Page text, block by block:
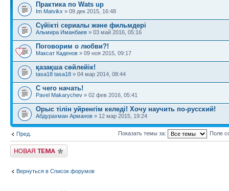
Практика по Wats up
Im Matvikx » 09 дек 2015, 16:48
Сүйікті сериалы және фильмдері
Альмира Иманбаев » 03 май 2016, 05:16
Поговорим о любви?!
Максат Каденов » 09 ноя 2015, 09:17
қазақша сөйлейік!
tasa18 tasa18 » 04 мар 2014, 08:44
C чего начать!
Pavel Makarychev » 02 фев 2016, 05:41
Орыс тілін уйренгім келеді! Хочу научить по-русский!
Абдурахман Арманов » 12 мар 2015, 19:24
Пред. Показать темы за: Поле
Новая тема
Вернуться в Список форумов